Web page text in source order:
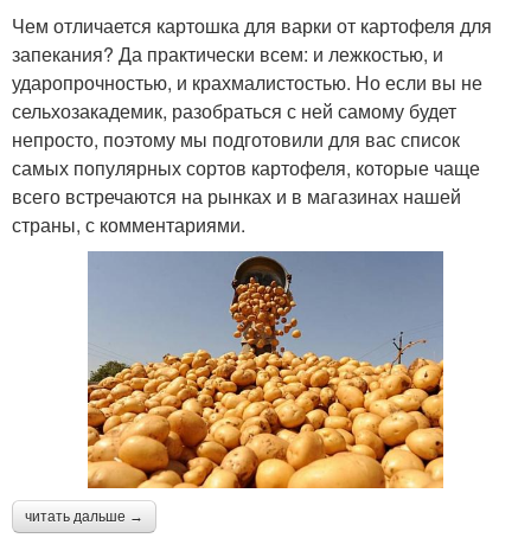
Чем отличается картошка для варки от картофеля для
запекания? Да практически всем: и лежкостью, и
ударопрочностью, и крахмалистостью. Но если вы не
сельхозакадемик, разобраться с ней самому будет
непросто, поэтому мы подготовили для вас список
самых популярных сортов картофеля, которые чаще
всего встречаются на рынках и в магазинах нашей
страны, с комментариями.
читать дальше →